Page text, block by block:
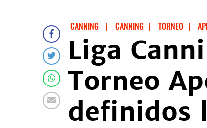
CANNING | CANNING | TORNEO |
Liga
Torneo
definidos